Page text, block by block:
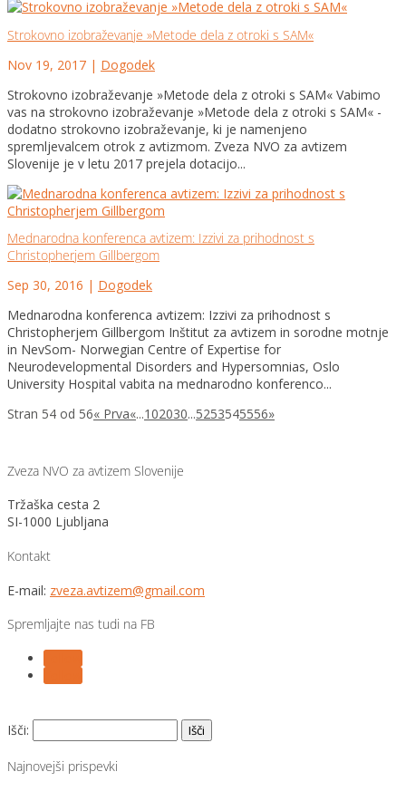
Strokovno izobraževanje »Metode dela z otroki s SAM«
Nov 19, 2017 | Dogodek
Strokovno izobraževanje »Metode dela z otroki s SAM« Vabimo
vas na strokovno izobraževanje »Metode dela z otroki s SAM« -
dodatno strokovno izobraževanje, ki je namenjeno
spremljevalcem otrok z avtizmom. Zveza NVO za avtizem
Slovenije je v letu 2017 prejela dotacijo...
Mednarodna konferenca avtizem: Izzivi za prihodnost s
Christopherjem Gillbergom
Sep 30, 2016 | Dogodek
Mednarodna konferenca avtizem: Izzivi za prihodnost s
Christopherjem Gillbergom Inštitut za avtizem in sorodne motnje
in NevSom- Norwegian Centre of Expertise for
Neurodevelopmental Disorders and Hypersomnias, Oslo
University Hospital vabita na mednarodno konferenco...
Stran 54 od 56« Prva«...102030...5253545556»
Zveza NVO za avtizem Slovenije
Tržaška cesta 2
SI-1000 Ljubljana
Kontakt
E-mail: zveza.avtizem@gmail.com
Spremljajte nas tudi na FB
Išči:
Najnovejši prispevki